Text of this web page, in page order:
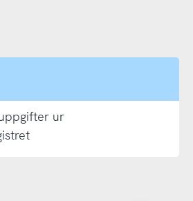
ur